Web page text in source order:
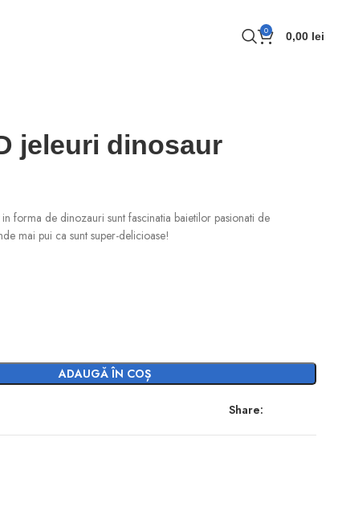
0 0,00 lei
jeleuri dinosaur
forma de dinozauri sunt fascinatia baietilor pasionati de
mai pui ca sunt super-delicioase!
ADAUGĂ ÎN COȘ
Share: